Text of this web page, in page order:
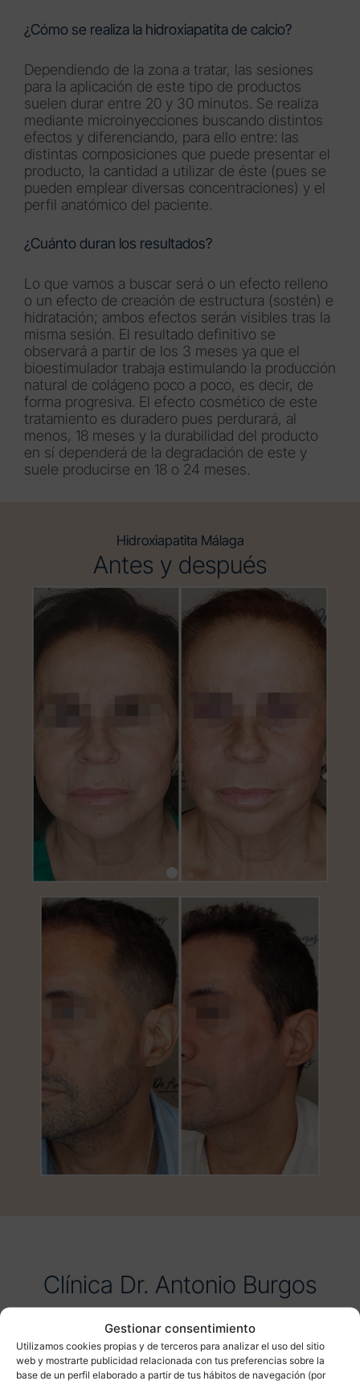
Gestionar consentimiento
Utilizamos cookies propias y de terceros para analizar el uso del sitio
web y mostrarte publicidad relacionada con tus preferencias sobre la
base de un perfil elaborado a partir de tus hábitos de navegación (por
¿Cómo se realiza la hidroxiapatita de calcio?
Dependiendo de la zona a tratar, las sesiones
para la aplicación de este tipo de productos
suelen durar entre 20 y 30 minutos. Se realiza
mediante microinyecciones buscando distintos
efectos y diferenciando, para ello entre: las
distintas composiciones que puede presentar el
producto, la cantidad a utilizar de éste (pues se
pueden emplear diversas concentraciones) y el
perfil anatómico del paciente.
¿Cuánto duran los resultados?
Lo que vamos a buscar será o un efecto relleno
o un efecto de creación de estructura (sostén) e
hidratación; ambos efectos serán visibles tras la
misma sesión. El resultado definitivo se
observará a partir de los 3 meses ya que el
bioestimulador trabaja estimulando la producción
natural de colágeno poco a poco, es decir, de
forma progresiva. El efecto cosmético de este
tratamiento es duradero pues perdurará, al
menos, 18 meses y la durabilidad del producto
en sí dependerá de la degradación de este y
suele producirse en 18 o 24 meses.
Hidroxiapatita Málaga
Antes y después
Clínica Dr. Antonio Burgos
paciente bajo un enfoque centrado en su confort y
seguridad. Rigurosas medidas de higiene,
protocolos de esterilización, capacitación del